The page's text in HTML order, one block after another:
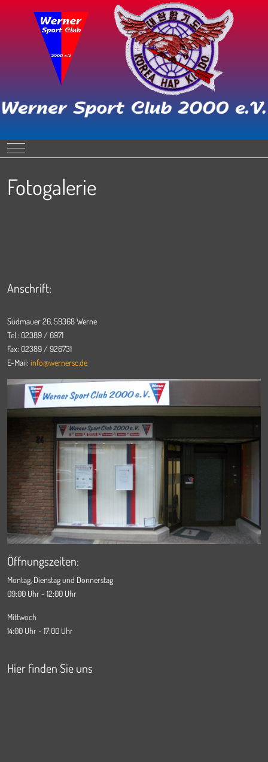
Mobile Menu Toggle
Fotogalerie
Anschrift:
Südmauer 26, 59368 Werne
Tel.: 02389 / 6971
Fax: 02389 / 926731
E-Mail: info@wernersc.de
Öffnungszeiten:
Montag, Dienstag und Donnerstag
09:00 Uhr - 12:00 Uhr
Mittwoch
14:00 Uhr - 17:00 Uhr
Hier finden Sie uns